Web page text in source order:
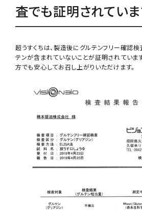
査でも証明されてい
超うすくちは、製造後にグルテンフリー確認
テンが含まれていないことが証明されていま
方でも安心してお召し上がりいただけます。